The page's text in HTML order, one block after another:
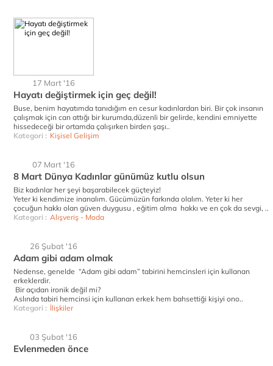
17 Mart '16
Hayatı değiştirmek için geç değil!
Buse, benim hayatımda tanıdığım en cesur kadınlardan biri. Bir çok insanın
çalışmak için can attığı bir kurumda,düzenli bir gelirde, kendini emniyette
hissedeceği bir ortamda çalışırken birden şaşı..
Kategori : Kişisel Gelişim
07 Mart '16
8 Mart Dünya Kadınlar günümüz kutlu olsun
Biz kadınlar her şeyi başarabilecek güçteyiz!
Yeter ki kendimize inanalım. Gücümüzün farkında olalım. Yeter ki her
çocuğun hakkı olan güven duygusu , eğitim alma hakkı ve en çok da sevgi, ..
Kategori : Alışveriş - Moda
26 Şubat '16
Adam gibi adam olmak
Nedense, genelde “Adam gibi adam” tabirini hemcinsleri için kullanan
erkeklerdir.
Bir açıdan ironik değil mi?
Aslında tabiri hemcinsi için kullanan erkek hem bahsettiği kişiyi ono..
Kategori : İlişkiler
03 Şubat '16
Evlenmeden önce